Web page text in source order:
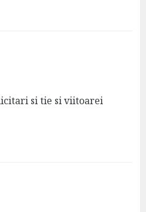
si tie si viitoarei